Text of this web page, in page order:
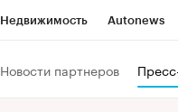
Недвижимость Autonews
Новости партнеров